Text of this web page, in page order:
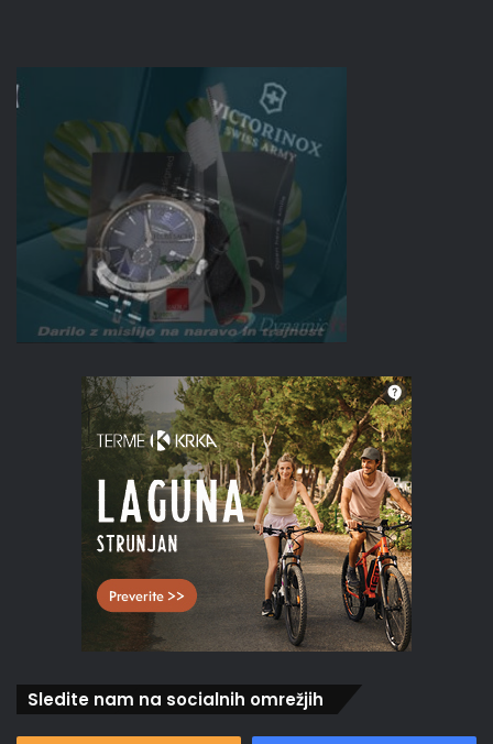
Sledite nam na socialnih omrežjih